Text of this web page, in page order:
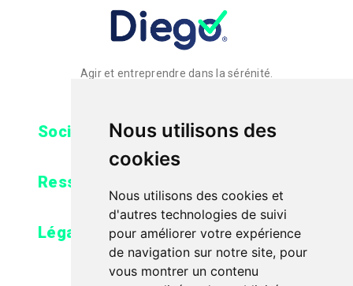
Nous utilisons des
cookies
Nous utilisons des cookies et
d'autres technologies de suivi
pour améliorer votre expérience
de navigation sur notre site, pour
vous montrer un contenu
Agir et entreprendre dans la sérénité.
Société
Ressources
Légal expand_more